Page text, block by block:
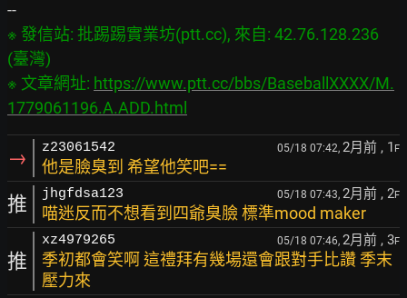
※ 發信站: 批踢踢實業坊(ptt.cc), 來自: 42.76.128.236
(臺灣)
※ 文章網址: https://www.ptt.cc/bbs/BaseballXXXX/M.
1779061196.A.ADD.html
→ z23061542 05/18 07:42, 2月前 , 1 F
他是臉臭到 希望他笑吧==
推 jhgfdsa123 05/18 07:43, 2月前 , 2F
喵迷反而不想看到四爺臭臉 標準mood maker
推
xz4979265 05/18 07:46, 2月前 , 3F
季初都會笑啊 這禮拜有幾場還會跟對手比讚 季末
壓力來